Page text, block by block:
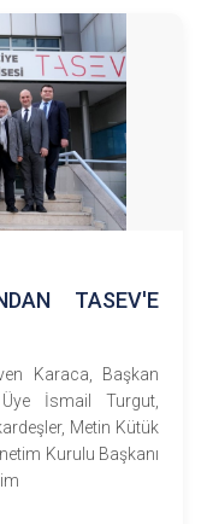
TASEV'E
Karaca, Başkan
İsmail Turgut,
Metin Kütük
Kurulu Başkanı